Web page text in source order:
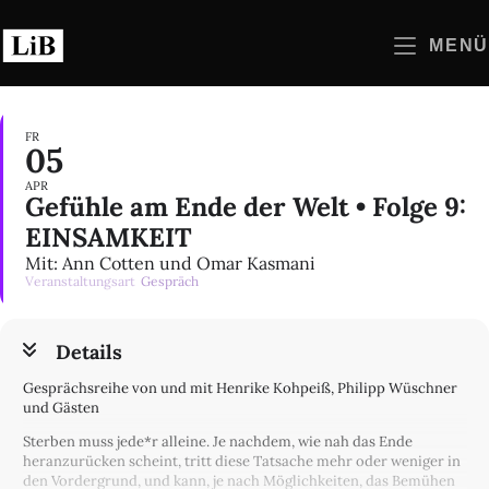
Inhalt
springen
MENÜ
FR
05
APR
Gefühle am Ende der Welt • Folge 9:
EINSAMKEIT
Mit: Ann Cotten und Omar Kasmani
Veranstaltungsart Gespräch
Details
Gesprächsreihe von und mit Henrike Kohpeiß, Philipp Wüschner
und Gästen
Sterben muss jede*r alleine. Je nachdem, wie nah das Ende
heranzurücken scheint, tritt diese Tatsache mehr oder weniger in
den Vordergrund, und kann, je nach Möglichkeiten, das Bemühen